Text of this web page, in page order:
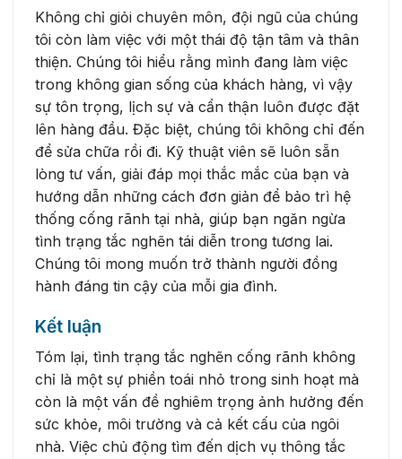
Không chỉ giỏi chuyên môn, đội ngũ của chúng
tôi còn làm việc với một thái độ tận tâm và thân
thiện. Chúng tôi hiểu rằng mình đang làm việc
trong không gian sống của khách hàng, vì vậy
sự tôn trọng, lịch sự và cẩn thận luôn được đặt
lên hàng đầu. Đặc biệt, chúng tôi không chỉ đến
để sửa chữa rồi đi. Kỹ thuật viên sẽ luôn sẵn
lòng tư vấn, giải đáp mọi thắc mắc của bạn và
hướng dẫn những cách đơn giản để bảo trì hệ
thống cống rãnh tại nhà, giúp bạn ngăn ngừa
tình trạng tắc nghẽn tái diễn trong tương lai.
Chúng tôi mong muốn trở thành người đồng
hành đáng tin cậy của mỗi gia đình.
Kết luận
Tóm lại, tình trạng tắc nghẽn cống rãnh không
chỉ là một sự phiền toái nhỏ trong sinh hoạt mà
còn là một vấn đề nghiêm trọng ảnh hưởng đến
sức khỏe, môi trường và cả kết cấu của ngôi
nhà. Việc chủ động tìm đến dịch vụ thông tắc